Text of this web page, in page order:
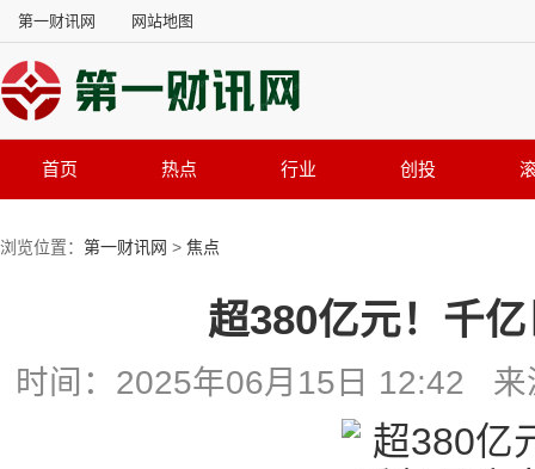
第一财讯网 网站地图
首页 热点 行业 创投
浏览位置： 第一财讯网 > 焦点
超380亿元！千
时间：2025年06月15日 12:42